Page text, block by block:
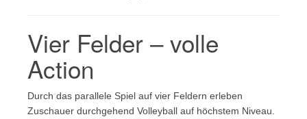
Vier Felder – volle
Action
Durch das parallele Spiel auf vier Feldern erleben
Zuschauer durchgehend Volleyball auf höchstem Niveau.